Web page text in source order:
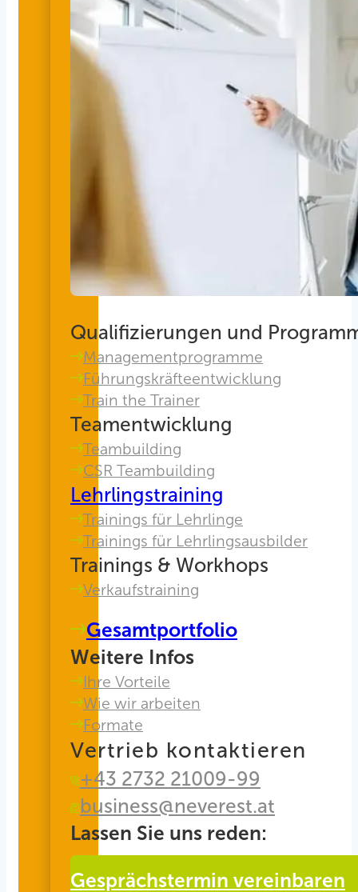
Qualifizierungen und
Managementprogramme
Führungskräfteentwicklung
Train the Trainer
Teamentwicklung
Teambuilding
CSR Teambuilding
Lehrlingstraining
Trainings für Lehrlinge
Trainings für Lehrlingsausbilder
Trainings & Workhops
Verkaufstraining
Gesamtportfolio
Weitere Infos
Ihre Vorteile
Wie wir arbeiten
Formate
Vertrieb kontaktieren
+43 2732 21009-99
business@neverest.at
Lassen Sie uns reden:
Gesprächstermin vereinbaren